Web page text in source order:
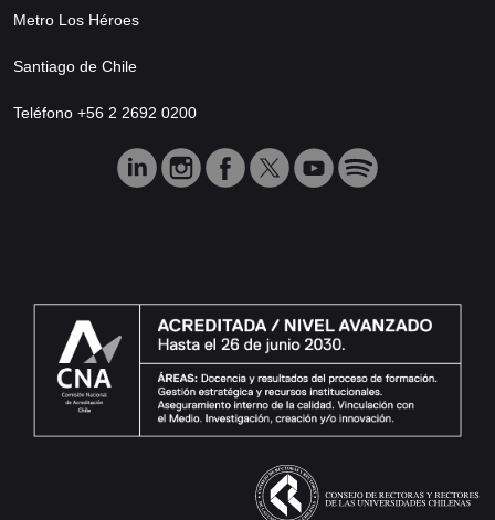
Metro Los Héroes
Santiago de Chile
Teléfono +56 2 2692 0200